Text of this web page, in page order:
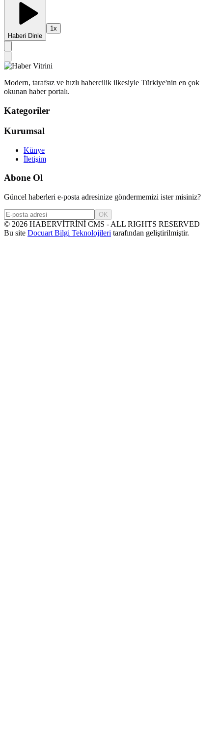
Haberi Dinle
1x
Modern, tarafsız ve hızlı habercilik ilkesiyle Türkiye'nin en çok
okunan haber portalı.
Kategoriler
Kurumsal
Künye
İletişim
Abone Ol
Güncel haberleri e-posta adresinize göndermemizi ister misiniz?
OK
© 2026 HABERVİTRİNİ CMS - ALL RIGHTS RESERVED
Bu site Docuart Bilgi Teknolojileri tarafından geliştirilmiştir.